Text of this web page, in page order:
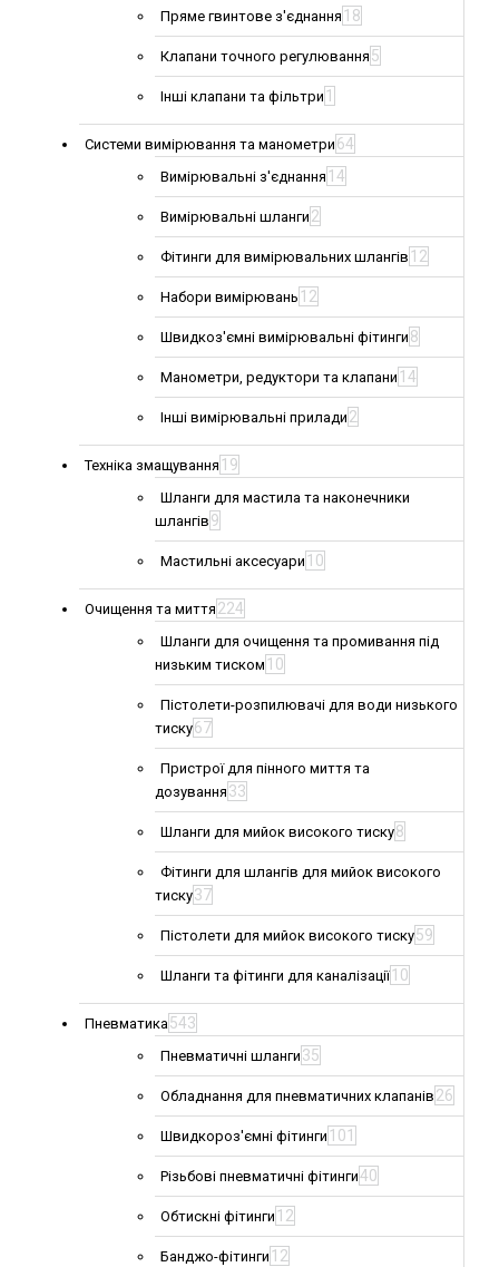
Пряме гвинтове з'єднання 18
Клапани точного регулювання 5
Інші клапани та фільтри 1
Системи вимірювання та манометри 64
Вимірювальні з'єднання 14
Вимірювальні шланги 2
Фітинги для вимірювальних шлангів 12
Набори вимірювань 12
Швидкоз'ємні вимірювальні фітинги 8
Манометри, редуктори та клапани 14
Інші вимірювальні прилади 2
Техніка змащування 19
Шланги для мастила та наконечники
шлангів 9
Мастильні аксесуари 10
Очищення та миття 224
Шланги для очищення та промивання під
низьким тиском 10
Пістолети-розпилювачі для води низького
тиску67
Пристрої для пінного миття та
дозування 33
Шланги для мийок високого тиску8
Фітинги для шлангів для мийок високого
тиску37
Пістолети для мийок високого тиску59
Шланги та фітинги для каналізації 10
Пневматика543
Пневматичні шланги 35
Обладнання для пневматичних клапанів 26
Швидкороз'ємні фітинги 101
Різьбові пневматичні фітинги40
Обтискні фітинги 12
Банджо-фітинги 12